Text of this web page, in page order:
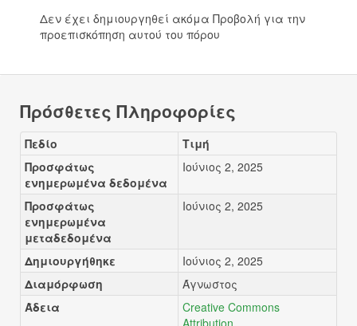
Δεν έχει δημιουργηθεί ακόμα Προβολή για την
προεπισκόπηση αυτού του πόρου
Πρόσθετες Πληροφορίες
Πεδίο
Τιμή
Προσφάτως
ενημερωμένα δεδομένα
Ιούνιος 2, 2025
Προσφάτως
ενημερωμένα
μεταδεδομένα
Ιούνιος 2, 2025
Δημιουργήθηκε
Ιούνιος 2, 2025
Διαμόρφωση
Άγνωστος
Άδεια
Creative Commons